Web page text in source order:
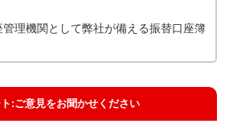
管理機関として弊社が備える振替口座簿
:ご意見をお聞かせください